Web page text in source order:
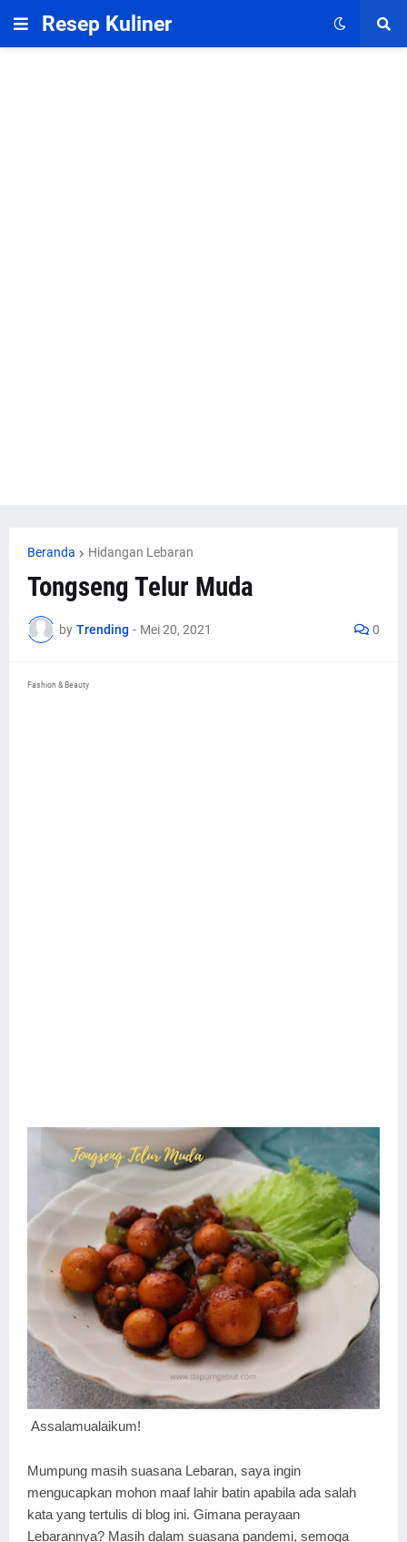
Resep Kuliner
Beranda Hidangan Lebaran
Tongseng Telur Muda
by Trending - Mei 20, 2021 0
Fashion & Beauty
Assalamualaikum!
Mumpung masih suasana Lebaran, saya ingin
mengucapkan mohon maaf lahir batin apabila ada salah
kata yang tertulis di blog ini. Gimana perayaan
Lebarannya? Masih dalam suasana pandemi, semoga